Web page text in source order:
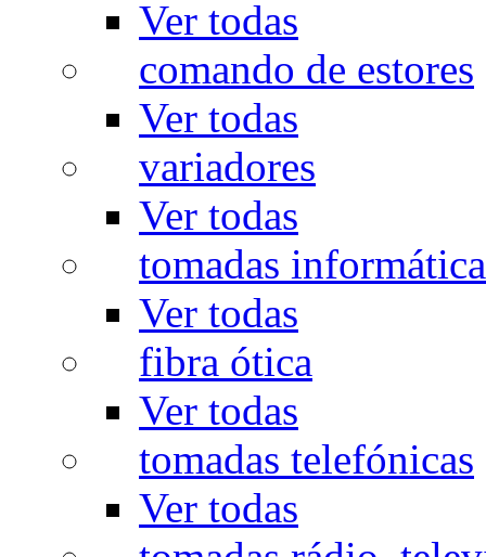
Ver todas
comando de estores
Ver todas
variadores
Ver todas
tomadas
Ver todas
fibra ótica
Ver todas
tomadas telefónicas
Ver todas